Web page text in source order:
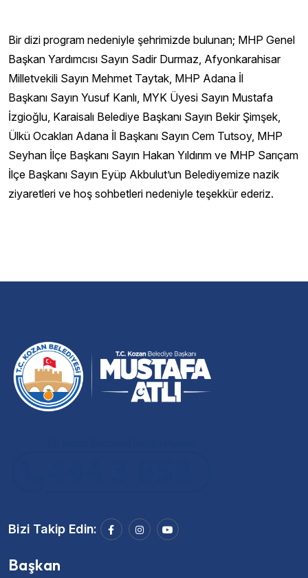
Bir dizi program nedeniyle şehrimizde bulunan; MHP Genel
Başkan Yardımcısı Sayın Sadir Durmaz, Afyonkarahisar
Milletvekili Sayın Mehmet Taytak, MHP Adana İl
Başkanı Sayın Yusuf Kanlı, MYK Üyesi Sayın Mustafa
İzgioğlu, Karaisalı Belediye Başkanı Sayın Bekir Şimşek,
Ülkü Ocakları Adana İl Başkanı Sayın Cem Tutsoy, MHP
Seyhan İlçe Başkanı Sayın Hakan Yıldırım ve MHP Sarıçam
İlçe Başkanı Sayın Eyüp Akbulut’un Belediyemize nazik
ziyaretleri ve hoş sohbetleri nedeniyle teşekkür ederiz.
Bizi Takip Edin:
Başkan